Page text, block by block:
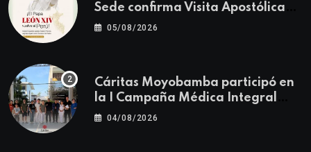
Sede confirma Visita Apostólica
del 11 al 17 de noviembre
05/08/2026
Cáritas Moyobamba participó en
la I Campaña Médica Integral
Gratuita llevando salud y
04/08/2026